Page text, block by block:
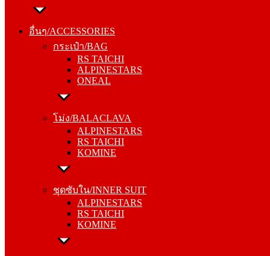
อื่นๆ/ACCESSORIES
กระเป๋า/BAG
RS TAICHI
ALPINESTARS
ONEAL
โม่ง/BALACLAVA
ALPINESTARS
RS TAICHI
KOMINE
ชุดซับใน/INNER SUIT
ALPINESTARS
RS TAICHI
KOMINE
อื่นๆ/ACCESSORIES
RS TAICHI
ALPINESTARS
ONEAL
โม่ง/BALACLAVA
RS TAICHI
KOMINE
ชุดซับใน/INNER SUIT
RS TAICHI
KOMINE
ชุดกันฝน/RAIN SUIT